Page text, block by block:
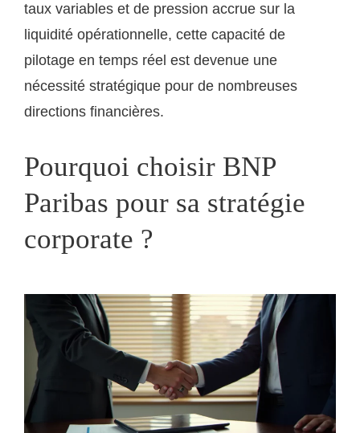
taux variables et de pression accrue sur la
liquidité opérationnelle, cette capacité de
pilotage en temps réel est devenue une
nécessité stratégique pour de nombreuses
directions financières.
Pourquoi choisir BNP
Paribas pour sa stratégie
corporate ?